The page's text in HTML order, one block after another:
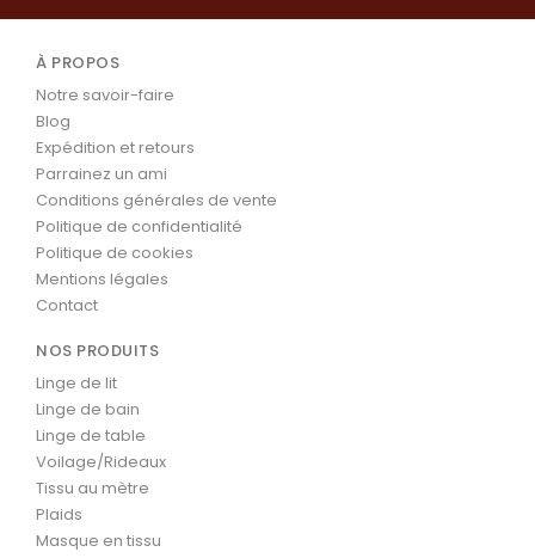
À PROPOS
Notre savoir-faire
Blog
Expédition et retours
Parrainez un ami
Conditions générales de vente
Politique de confidentialité
Politique de cookies
Mentions légales
Contact
NOS PRODUITS
Linge de lit
Linge de bain
Linge de table
Voilage/Rideaux
Tissu au mètre
Plaids
Masque en tissu